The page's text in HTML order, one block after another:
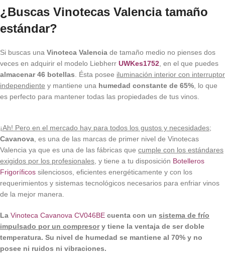
¿Buscas Vinotecas Valencia tamaño
estándar?
Si buscas una Vinoteca Valencia de tamaño medio no pienses dos
veces en adquirir el modelo Liebherr UWKes1752 , en el que puedes
almacenar 46 botellas . Ésta posee iluminación interior con interruptor
independiente y mantiene una humedad constante de 65% , lo que
es perfecto para mantener todas las propiedades de tus vinos.
¡Ah! Pero en el mercado hay para todos los gustos y necesidades;
Cavanova , es una de las marcas de primer nivel de Vinotecas
Valencia ya que es una de las fábricas que cumple con los estándares
exigidos por los profesionales , y tiene a tu disposición Botelleros
Frigoríficos silenciosos, eficientes energéticamente y con los
requerimientos y sistemas tecnológicos necesarios para enfriar vinos
de la mejor manera.
La Vinoteca Cavanova CV046BE cuenta con un sistema de frío
impulsado por un compresory tiene la ventaja de ser doble
temperatura. Su nivel de humedad se mantiene al 70% y no
posee ni ruidos ni vibraciones.